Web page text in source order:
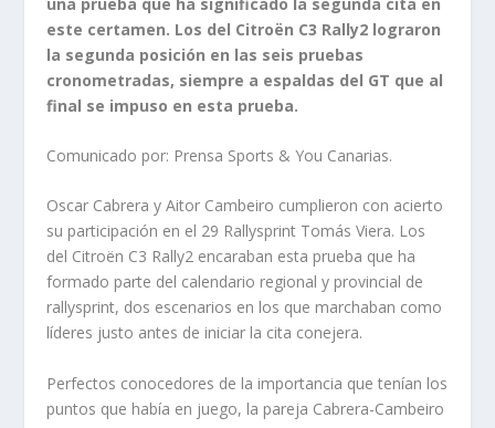
este certamen. Los del Citroën C3 Rally2 lograron
la segunda posición en las seis pruebas
cronometradas, siempre a espaldas del GT que al
final se impuso en esta prueba.
Comunicado por: Prensa Sports & You Canarias.
Oscar Cabrera y Aitor Cambeiro cumplieron con acierto
su participación en el 29 Rallysprint Tomás Viera. Los
del Citroën C3 Rally2 encaraban esta prueba que ha
formado parte del calendario regional y provincial de
rallysprint, dos escenarios en los que marchaban como
líderes justo antes de iniciar la cita conejera.
Perfectos conocedores de la importancia que tenían los
puntos que había en juego, la pareja Cabrera-Cambeiro